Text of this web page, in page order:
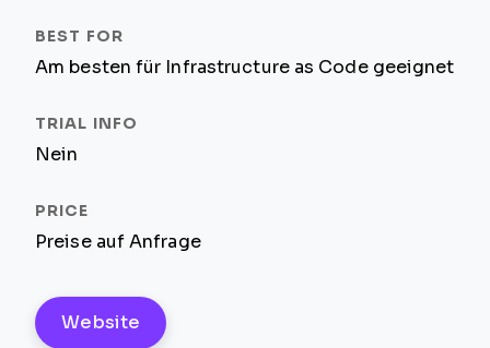
Am besten für Infrastructure as Code geeignet
Nein
Preise auf Anfrage
Website